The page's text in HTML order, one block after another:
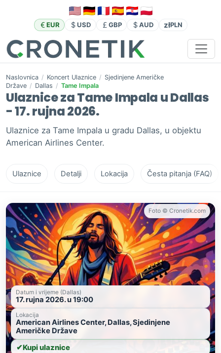
EUR USD GBP AUD złPLN
Naslovnica / Koncert Ulaznice / Sjedinjene Američke
Države / Dallas / Tame Impala
Ulaznice za Tame Impala u Dallas
- 17. rujna 2026.
Ulaznice za Tame Impala u gradu Dallas, u objektu
American Airlines Center.
Ulaznice Detalji Lokacija Česta pitanja (FAQ)
Foto © Cronetik.com
Datum i vrijeme (Dallas)
17. rujna 2026. u 19:00
Lokacija
American Airlines Center, Dallas, Sjedinjene
Američke Države
✔Kupi ulaznice